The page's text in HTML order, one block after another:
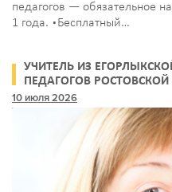
педагогов — обязательное
1 года. ▪️Бесплатный…
УЧИТЕЛЬ ИЗ
ПЕДАГОГОВ РОСТОВСКОЙ
10 июля 2026